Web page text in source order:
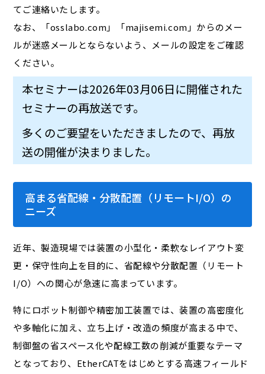
てご連絡いたします。
なお、「osslabo.com」「majisemi.com」からのメー
ルが迷惑メールとならないよう、メールの設定をご確認
ください。
本セミナーは2026年03月06日に開催された
セミナーの再放送です。
多くのご要望をいただきましたので、再放
送の開催が決まりました。
高まる省配線・分散配置（リモートI/O）の
ニーズ
近年、製造現場では装置の小型化・柔軟なレイアウト変
更・保守性向上を目的に、省配線や分散配置（リモート
I/O）への関心が急速に高まっています。
特にロボット制御や精密加工装置では、装置の高密度化
や多軸化に加え、立ち上げ・改造の頻度が高まる中で、
制御盤の省スペース化や配線工数の削減が重要なテーマ
となっており、EtherCATをはじめとする高速フィールド